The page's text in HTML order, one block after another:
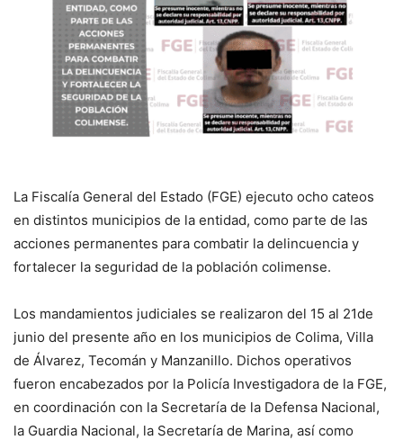
La Fiscalía General del Estado (FGE) ejecuto ocho cateos
en distintos municipios de la entidad, como parte de las
acciones permanentes para combatir la delincuencia y
fortalecer la seguridad de la población colimense.
Los mandamientos judiciales se realizaron del 15 al 21de
junio del presente año en los municipios de Colima, Villa
de Álvarez, Tecomán y Manzanillo. Dichos operativos
fueron encabezados por la Policía Investigadora de la FGE,
en coordinación con la Secretaría de la Defensa Nacional,
la Guardia Nacional, la Secretaría de Marina, así como